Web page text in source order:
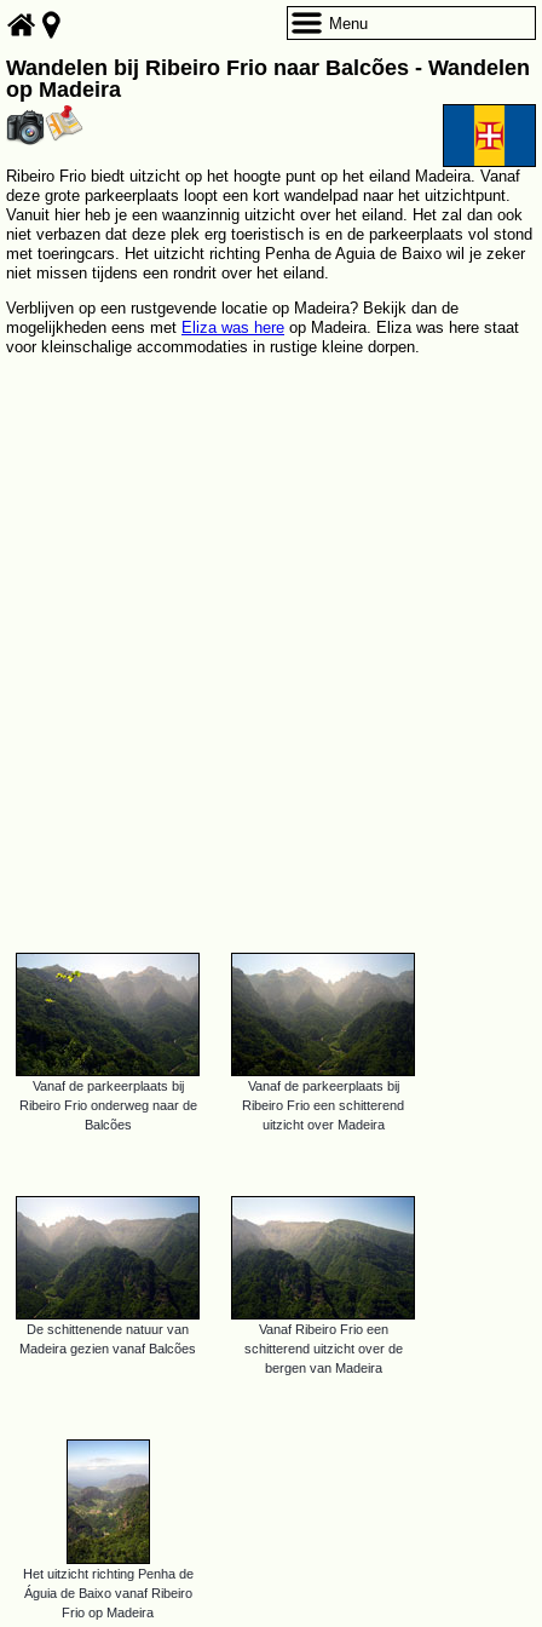
Wandelen bij Ribeiro Frio naar Balcões - Wandelen
op Madeira
Ribeiro Frio biedt uitzicht op het hoogte punt op het eiland Madeira. Vanaf
deze grote parkeerplaats loopt een kort wandelpad naar het uitzichtpunt.
Vanuit hier heb je een waanzinnig uitzicht over het eiland. Het zal dan ook
niet verbazen dat deze plek erg toeristisch is en de parkeerplaats vol stond
met toeringcars. Het uitzicht richting Penha de Aguia de Baixo wil je zeker
niet missen tijdens een rondrit over het eiland.
Verblijven op een rustgevende locatie op Madeira? Bekijk dan de
mogelijkheden eens met Eliza was here op Madeira. Eliza was here staat
voor kleinschalige accommodaties in rustige kleine dorpen.
Vanaf de parkeerplaats bij
Ribeiro Frio onderweg naar de
Balcões
Vanaf de parkeerplaats bij
Ribeiro Frio een schitterend
uitzicht over Madeira
De schittenende natuur van
Madeira gezien vanaf Balcões
Vanaf Ribeiro Frio een
schitterend uitzicht over de
bergen van Madeira
Het uitzicht richting Penha de
Águia de Baixo vanaf Ribeiro
Frio op Madeira
Menu